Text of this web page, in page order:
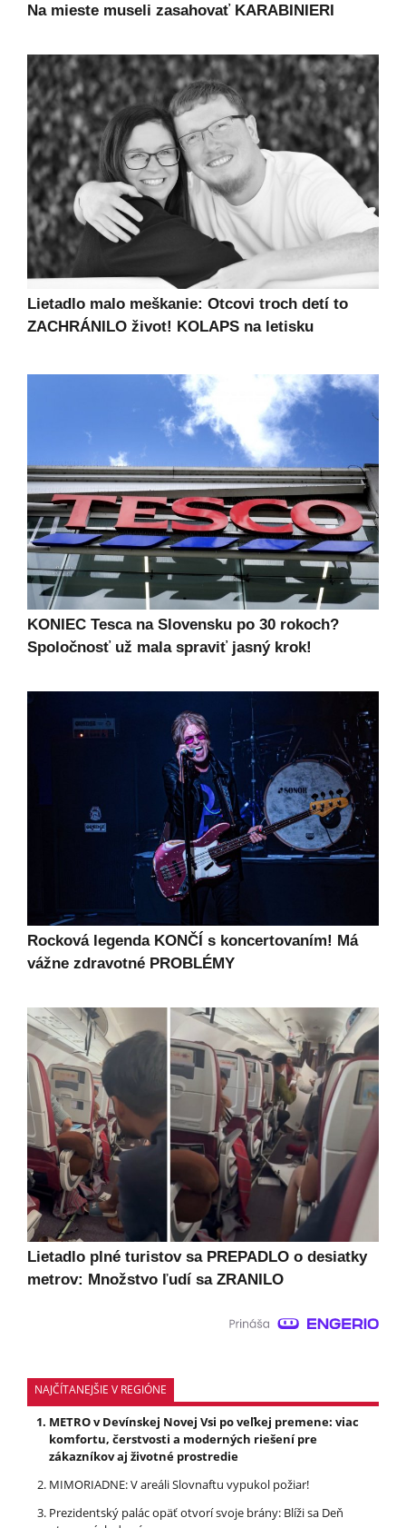
Na mieste museli zasahovať KARABINIERI
Lietadlo malo meškanie: Otcovi troch detí to
ZACHRÁNILO život! KOLAPS na letisku
KONIEC Tesca na Slovensku po 30 rokoch?
Spoločnosť už mala spraviť jasný krok!
Rocková legenda KONČÍ s koncertovaním! Má
vážne zdravotné PROBLÉMY
Lietadlo plné turistov sa PREPADLO o desiatky
metrov: Množstvo ľudí sa ZRANILO
NAJČÍTANEJŠIE V REGIÓNE
METRO v Devínskej Novej Vsi po veľkej premene: viac
komfortu, čerstvosti a moderných riešení pre
zákazníkov aj životné prostredie
MIMORIADNE: V areáli Slovnaftu vypukol požiar!
Prezidentský palác opäť otvorí svoje brány: Blíži sa Deň